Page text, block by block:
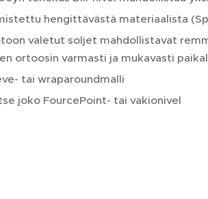
hengittävästä materiaalista
valetut soljet mahdollistavat
ortoosin varmasti ja mukavasti
tai wraparoundmalli
joko FourcePoint- tai vakionivel